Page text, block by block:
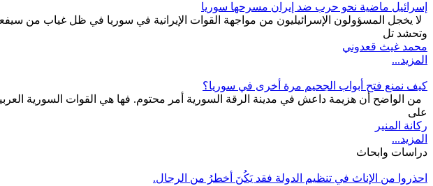
إسرائيل ماضية نحو حرب ضد إيران مسرحها سوريا
لا يخجل المسؤولون الإسرائيليون من مواجهة القوات الإيرانية في سوريا في ظل غياب من
وتحشد تل
محمد غيث قعدوني
المزيد...
كيف نمنع فتح أبواب الجحيم مرة أخرى في سوريا؟
من الواضح أن هزيمة داعش في مدينة الرقة السورية أمر محتوم. فها هي القوات السورية
على
ركانة المنير
المزيد...
دراسات وابحاث
احذروا من الإناث في تنظيم الدولة فقد يَكُنَ أخطرُ من الرجال.